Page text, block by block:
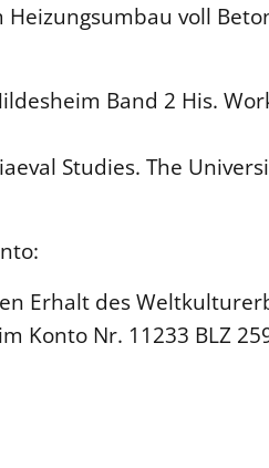
Heizungsumbau voll
Band 2 His.
Studies. The
Erhalt des
Konto Nr. 11233 BLZ